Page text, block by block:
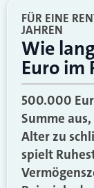
FÜR EINE
JAHREN
Wie
Euro im
500.000
Summe
Alter zu
spielt